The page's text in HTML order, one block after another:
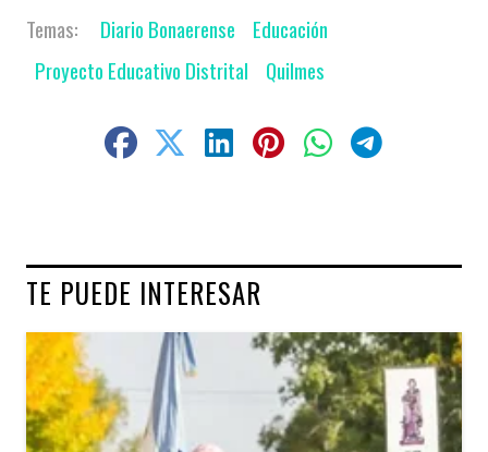
Diario Bonaerense
Educación
Proyecto Educativo Distrital
Quilmes
TE PUEDE INTERESAR